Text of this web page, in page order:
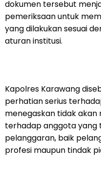
dokumen tersebut
pemeriksaan untuk
yang dilakukan sesuai
aturan institusi.
Kapolres Karawang
perhatian serius
menegaskan tidak
terhadap anggota yang
pelanggaran, baik
profesi maupun tindak